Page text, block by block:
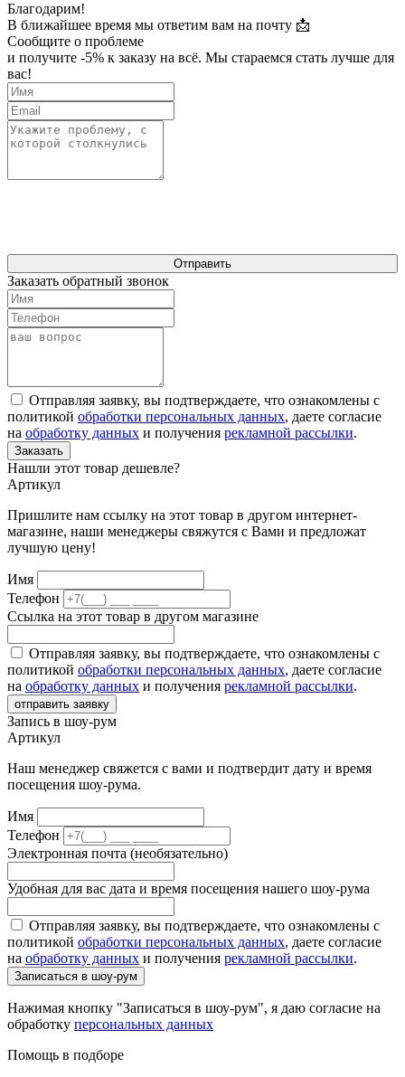
Благодарим!
В ближайшее время мы ответим вам на почту 📩
Сообщите о проблеме
и получите -5% к заказу на всё. Мы стараемся стать лучше для
вас!
Отправить
Заказать обратный звонок
Отправляя заявку, вы подтверждаете, что ознакомлены с
политикой обработки персональных данных, даете согласие
на обработку данных и получения рекламной рассылки.
Заказать
Нашли этот товар дешевле?
Артикул
Пришлите нам ссылку на этот товар в другом интернет-
магазине, наши менеджеры свяжутся с Вами и предложат
лучшую цену!
Имя
Телефон
Ссылка на этот товар в другом магазине
Отправляя заявку, вы подтверждаете, что ознакомлены с
политикой обработки персональных данных, даете согласие
на обработку данных и получения рекламной рассылки.
отправить заявку
Запись в шоу-рум
Артикул
Наш менеджер свяжется с вами и подтвердит дату и время
посещения шоу-рума.
Имя
Телефон
Электронная почта (необязательно)
Удобная для вас дата и время посещения нашего шоу-рума
Отправляя заявку, вы подтверждаете, что ознакомлены с
политикой обработки персональных данных, даете согласие
на обработку данных и получения рекламной рассылки.
Записаться в шоу-рум
Нажимая кнопку "Записаться в шоу-рум", я даю согласие на
обработку персональных данных
Помощь в подборе